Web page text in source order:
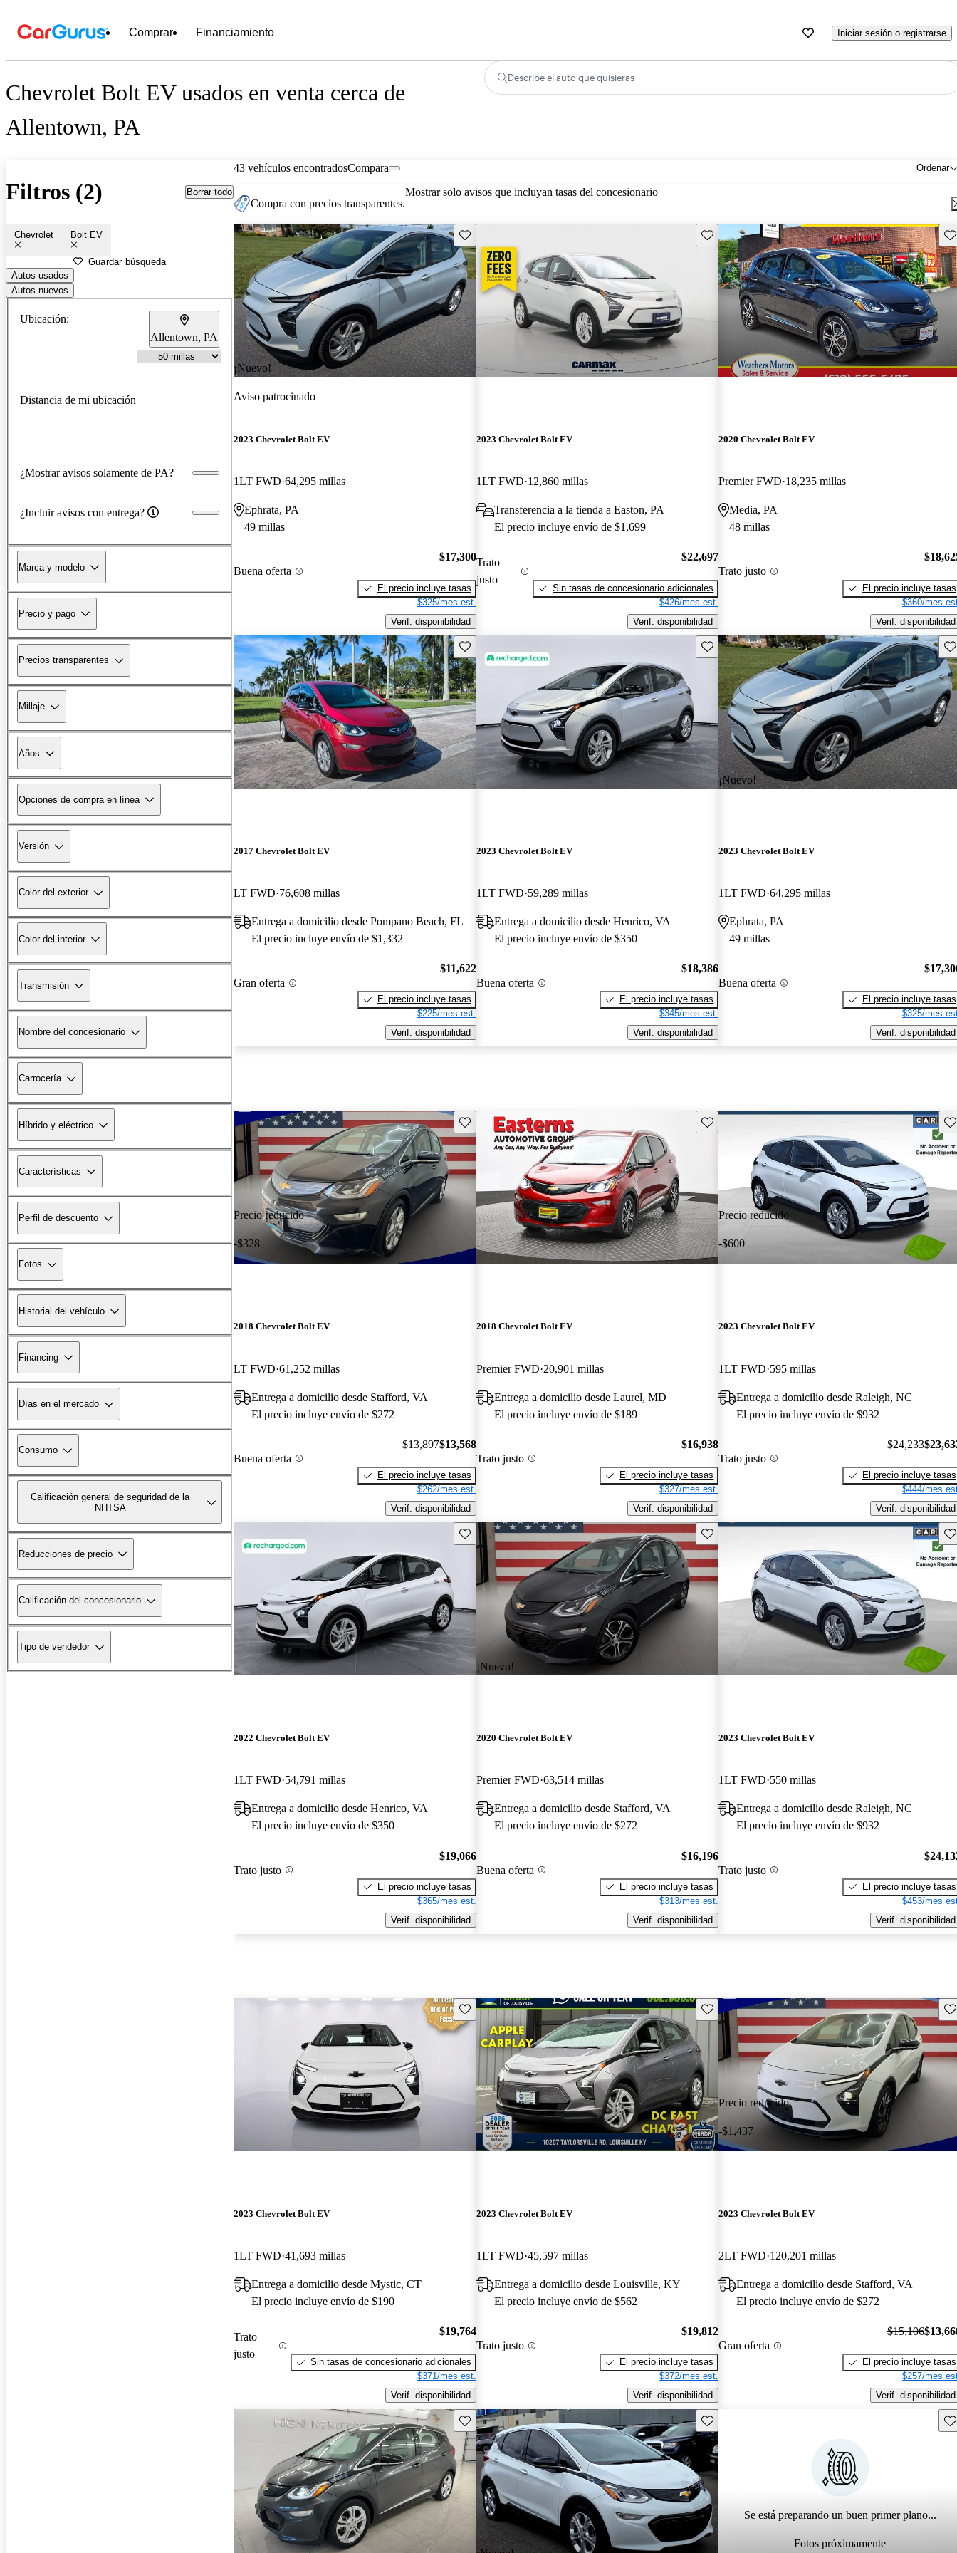
Comprar Financiamiento Iniciar sesión o registrarse
Chevrolet Bolt EV usados en venta cerca de
Allentown, PA
Describe el auto que quisieras
Filtros (2) Borrar todo
Chevrolet Bolt EV
Guardar búsqueda
Autos usados
Autos nuevos
Ubicación:
Allentown, PA
Distancia de mi ubicación
¿Mostrar avisos solamente de PA?
¿Incluir avisos con entrega?
Marca y modelo
Precio y pago
Precios transparentes
Millaje
Años
Opciones de compra en línea
Versión
Color del exterior
Color del interior
Transmisión
Nombre del concesionario
Carrocería
Híbrido y eléctrico
Características
Perfil de descuento
Fotos
Historial del vehículo
Financing
Días en el mercado
Consumo
Calificación general de seguridad de la
NHTSA
Reducciones de precio
Calificación del concesionario
Tipo de vendedor
43 vehículos encontrados Ordenar
Compara
Compra con precios transparentes.
Mostrar solo avisos que incluyan tasas del concesionario
¡Nuevo!
Guarda este Aviso
Aviso patrocinado
2023 Chevrolet Bolt EV
1LT FWD 64,295 millas
Ephrata, PA
49 millas
Buena oferta
$17,300
El precio incluye tasas
$325/mes est.
Verif. disponibilidad
Guarda este Aviso
2023 Chevrolet Bolt EV
1LT FWD 12,860 millas
Transferencia a la tienda a Easton, PA
El precio incluye envío de $1,699
Trato
justo
$22,697
Sin tasas de concesionario adicionales
$426/mes est.
Verif. disponibilidad
2020 Chevrolet Bolt EV
Premier FWD 18,235 millas
Media, PA
48 millas
Trato justo
El precio incluye tasas
$360/mes
Verif. disponibilidad
Guarda este Aviso
2017 Chevrolet Bolt EV
LT FWD 76,608 millas
Entrega a domicilio desde Pompano Beach, FL
El precio incluye envío de $1,332
Gran oferta
$11,622
El precio incluye tasas
$225/mes est.
Verif. disponibilidad
Guarda este Aviso
2023 Chevrolet Bolt EV
1LT FWD 59,289 millas
Entrega a domicilio desde Henrico, VA
El precio incluye envío de $350
Buena oferta
$18,386
El precio incluye tasas
$345/mes est.
Verif. disponibilidad
¡Nuevo!
2023 Chevrolet Bolt EV
1LT FWD 64,295 millas
Ephrata, PA
49 millas
Buena oferta
El precio incluye tasas
$325/mes
Verif. disponibilidad
Precio reducido
-$328
Guarda este Aviso
2018 Chevrolet Bolt EV
LT FWD 61,252 millas
Entrega a domicilio desde Stafford, VA
El precio incluye envío de $272
Buena oferta
$13,897$13,568
El precio incluye tasas
$262/mes est.
Verif. disponibilidad
Guarda este Aviso
2018 Chevrolet Bolt EV
Premier FWD 20,901 millas
Entrega a domicilio desde Laurel, MD
El precio incluye envío de $189
Trato justo
$16,938
El precio incluye tasas
$327/mes est.
Verif. disponibilidad
Precio reducido
-$600
2023 Chevrolet Bolt EV
1LT FWD 595 millas
Entrega a domicilio desde Raleigh, NC
El precio incluye envío de $932
Trato justo
$24,233
El precio incluye tasas
$444/mes
Verif. disponibilidad
Guarda este Aviso
2022 Chevrolet Bolt EV
1LT FWD 54,791 millas
Entrega a domicilio desde Henrico, VA
El precio incluye envío de $350
Trato justo
$19,066
El precio incluye tasas
$365/mes est.
Verif. disponibilidad
¡Nuevo!
Guarda este Aviso
2020 Chevrolet Bolt EV
Premier FWD 63,514 millas
Entrega a domicilio desde Stafford, VA
El precio incluye envío de $272
Buena oferta
$16,196
El precio incluye tasas
$313/mes est.
Verif. disponibilidad
2023 Chevrolet Bolt EV
1LT FWD 550 millas
Entrega a domicilio desde Raleigh, NC
El precio incluye envío de $932
Trato justo
El precio incluye tasas
$453/mes
Verif. disponibilidad
Guarda este Aviso
2023 Chevrolet Bolt EV
1LT FWD 41,693 millas
Entrega a domicilio desde Mystic, CT
El precio incluye envío de $190
Trato
justo
$19,764
Sin tasas de concesionario adicionales
$371/mes est.
Verif. disponibilidad
Guarda este Aviso
2023 Chevrolet Bolt EV
1LT FWD 45,597 millas
Entrega a domicilio desde Louisville, KY
El precio incluye envío de $562
Trato justo
$19,812
El precio incluye tasas
$372/mes est.
Verif. disponibilidad
Precio reducido
-$1,437
2023 Chevrolet Bolt EV
2LT FWD 120,201 millas
Entrega a domicilio desde Stafford, VA
El precio incluye envío de $272
Gran oferta
$15,106
El precio incluye tasas
$257/mes
Verif. disponibilidad
Guarda este Aviso Guarda este Aviso
Se está preparando un buen primer plano...
Fotos próximamente